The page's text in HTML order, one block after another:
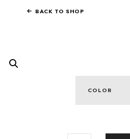
BACK TO SHOP
COLOR